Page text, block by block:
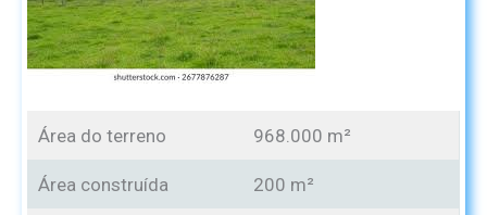
Área do terreno 968.000 m²
Área construída 200 m²